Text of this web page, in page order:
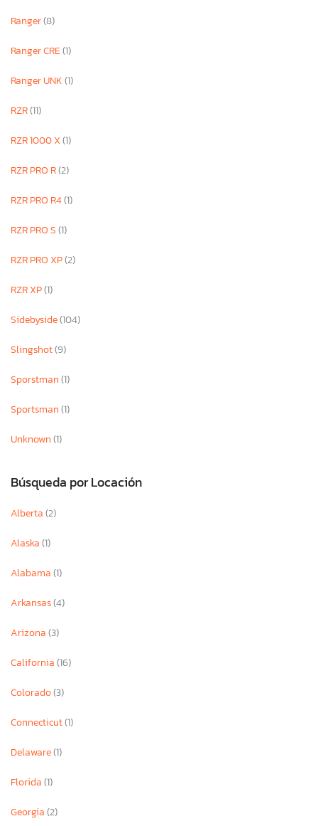
Ranger(8)
Ranger CRE(1)
Ranger UNK(1)
RZR(11)
RZR 1000 X(1)
RZR PRO R(2)
RZR PRO R4(1)
RZR PRO S(1)
RZR PRO XP(2)
RZR XP(1)
Sidebyside(104)
Slingshot(9)
Sporstman(1)
Sportsman(1)
Unknown(1)
Búsqueda por Locación
Alberta(2)
Alaska(1)
Alabama(1)
Arkansas(4)
Arizona(3)
California(16)
Colorado(3)
Connecticut(1)
Delaware(1)
Florida(1)
Georgia(2)